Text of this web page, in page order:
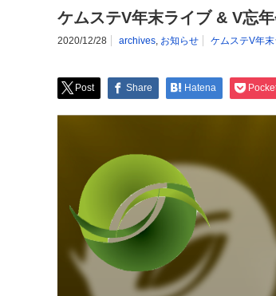
ケムステV年末ライブ & V忘
2020/12/28 archives, お知らせ ケムステV年
Post Share Hatena